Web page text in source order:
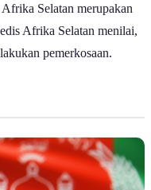
Selatan merupakan
Afrika Selatan menilai,
pemerkosaan.